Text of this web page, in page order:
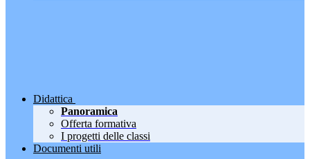
Didattica
Panoramica
Offerta formativa
I progetti delle classi
Documenti utili